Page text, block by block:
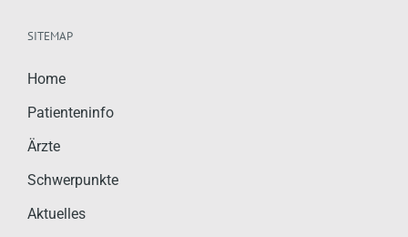
SITEMAP
Home
Patienteninfo
Ärzte
Schwerpunkte
Aktuelles